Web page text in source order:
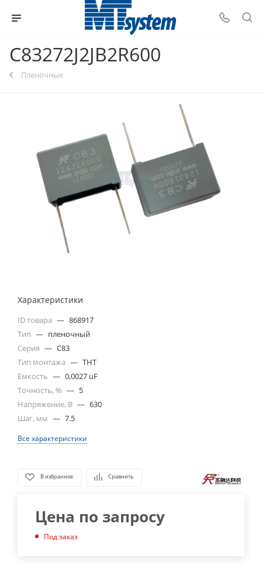
C83272J2JB2R600
Пленочные
Характеристики
ID товара — 868917
Тип — пленочный
Серия — C83
Тип монтажа — THT
Емкость — 0,0027 uF
Точность, % — 5
Напряжение, В — 630
Шаг, мм — 7.5
Все характеристики
В избранное Сравнить
Цена по запросу
Под заказ